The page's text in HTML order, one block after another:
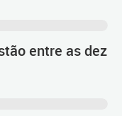
entre as dez